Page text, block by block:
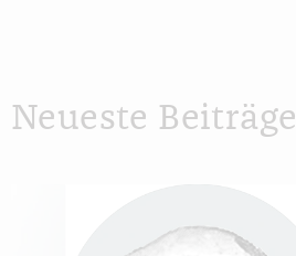
Neueste Beiträge